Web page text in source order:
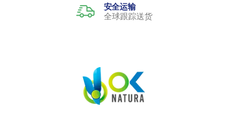
安全运输
全球跟踪送货